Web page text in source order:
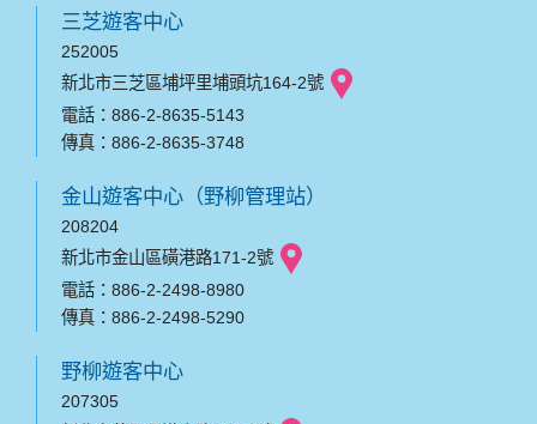
三芝遊客中心
252005
新北市三芝區埔坪里埔頭坑164-2號
電話：886-2-8635-5143
傳真：886-2-8635-3748
金山遊客中心（野柳管理站）
208204
新北市金山區磺港路171-2號
電話：886-2-2498-8980
傳真：886-2-2498-5290
野柳遊客中心
207305